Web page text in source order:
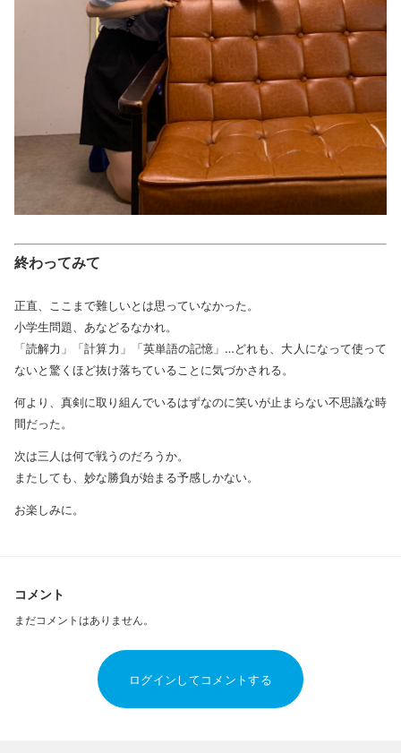
終わってみて
正直、ここまで難しいとは思っていなかった。
小学生問題、あなどるなかれ。
「読解力」「計算力」「英単語の記憶」…どれも、大人になって使って
ないと驚くほど抜け落ちていることに気づかされる。
何より、真剣に取り組んでいるはずなのに笑いが止まらない不思議な時
間だった。
次は三人は何で戦うのだろうか。
またしても、妙な勝負が始まる予感しかない。
お楽しみに。
コメント
まだコメントはありません。
ログインしてコメントする